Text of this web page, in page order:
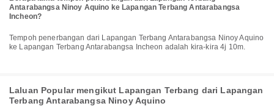
Antarabangsa Ninoy Aquino ke Lapangan Terbang Antarabangsa
Incheon?
Tempoh penerbangan dari Lapangan Terbang Antarabangsa Ninoy Aquino
ke Lapangan Terbang Antarabangsa Incheon adalah kira-kira 4j 10m.
Laluan Popular mengikut Lapangan Terbang dari Lapangan
Terbang Antarabangsa Ninoy Aquino